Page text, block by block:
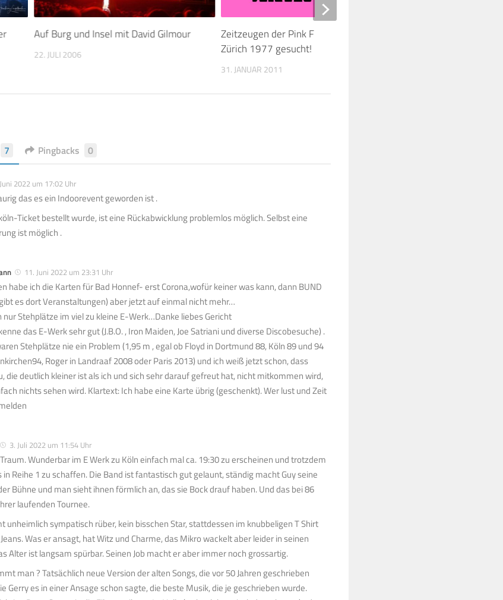
Auf Burg und Insel mit David Gilmour
22. JULI 2006
Zeitzeugen der Pink Floyd Konzerte in
Zürich 1977 gesucht!
31. JANUAR 2011
7 Pingbacks 0
2022 um 17:02 Uhr
das es ein Indoorevent geworden ist .
Ticket bestellt wurde, ist eine Rückabwicklung problemlos möglich. Selbst eine
ist möglich .
11. Juni 2022 um 23:31 Uhr
habe ich die Karten für Bad Honnef- erst Corona,wofür keiner was kann, dann BUND
es dort Veranstaltungen) aber jetzt auf einmal nicht mehr…
Stehplätze im viel zu kleine E-Werk…Danke liebes Gericht
das E-Werk sehr gut (J.B.O. , Iron Maiden, Joe Satriani und diverse Discobesuche) .
Stehplätze nie ein Problem (1,95 m , egal ob Floyd in Dortmund 88, Köln 89 und 94
Roger in Landraaf 2008 oder Paris 2013) und ich weiß jetzt schon, dass
die deutlich kleiner ist als ich und sich sehr darauf gefreut hat, nicht mitkommen wird,
nichts sehen wird. Klartext: Ich habe eine Karte übrig (geschenkt). Wer lust und Zeit
3. Juli 2022 um 11:54 Uhr
Wunderbar im E Werk zu Köln einfach mal ca. 19:30 zu erscheinen und trotzdem
in Reihe 1 zu schaffen. Die Band ist fantastisch gut gelaunt, ständig macht Guy seine
Bühne und man sieht ihnen förmlich an, das sie Bock drauf haben. Und das bei 86
laufenden Tournee.
unheimlich sympatisch rüber, kein bisschen Star, stattdessen im knubbeligen T Shirt
Was er ansagt, hat Witz und Charme, das Mikro wackelt aber leider in seinen
Alter ist langsam spürbar. Seinen Job macht er aber immer noch grossartig.
man ? Tatsächlich neue Version der alten Songs, die vor 50 Jahren geschrieben
Gerry es in einer Ansage schon sagte, die beste Musik, die je geschrieben wurde.